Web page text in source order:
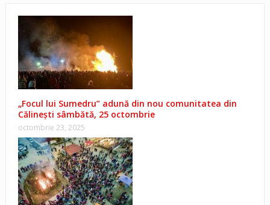
„Focul lui Sumedru” adună din nou comunitatea din
Călinești sâmbătă, 25 octombrie
octombrie 23, 2025